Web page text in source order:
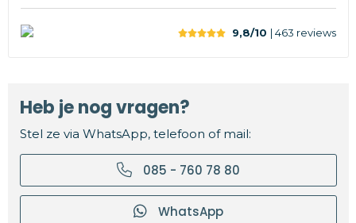
9,8/10 | 463 reviews
Heb je nog vragen?
Stel ze via WhatsApp, telefoon of mail:
085 - 760 78 80
WhatsApp